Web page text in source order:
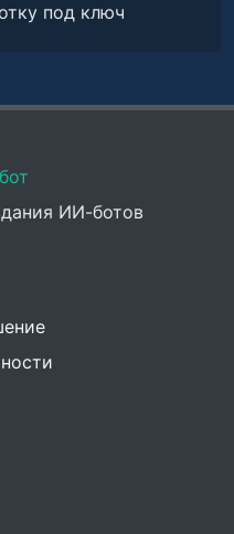
под ключ
ИИ-ботов